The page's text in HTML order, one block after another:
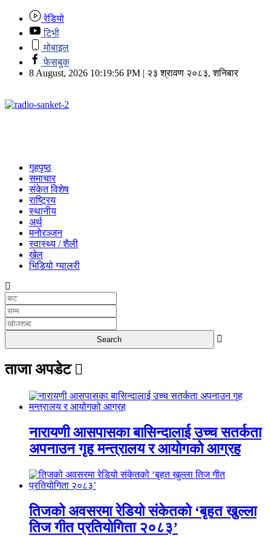
रेडियो
टिभी
मोबाइल
फेसबुक
8 August, 2026 10:19:56 PM | २३ श्रावण २०८३, शनिबार
गृहपृष्ठ
समाचार
संकेत विशेष
राष्ट्रिय
स्थानीय
अर्थ
मनोरञ्जन
स्वास्थ्य / शैली
खेल
भिडियो ग्यालरी
ताजा अपडेट
नारायणी आसपासका बासिन्दालाई उच्च सतर्कता
अपनाउन गृह मन्त्रालय र आयोगको आग्रह
तिजको अवसरमा रेडियो संकेतको ‘बृहत खुल्ला
तिज गीत प्रतियोगिता २०८३’